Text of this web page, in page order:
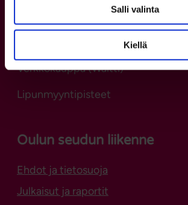
Salli valinta
Kiellä
p. 08 5584 0400
Verkkokauppa (Waltti)
Lipunmyyntipisteet
Oulun seudun liikenne
Ehdot ja tietosuoja
Julkaisut ja raportit